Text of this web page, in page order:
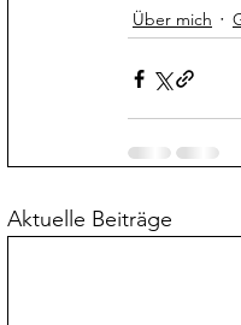
Über mich
Aktuelle Beiträge